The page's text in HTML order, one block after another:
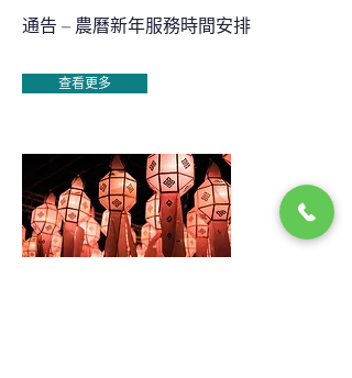
通告 – 農曆新年服務時間安排
查看更多